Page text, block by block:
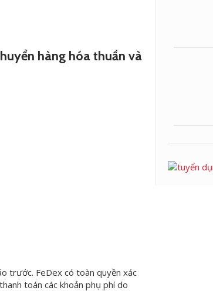
hàng hóa thuần và
trước. FeDex có toàn quyền xác
toán các khoản phụ phí do